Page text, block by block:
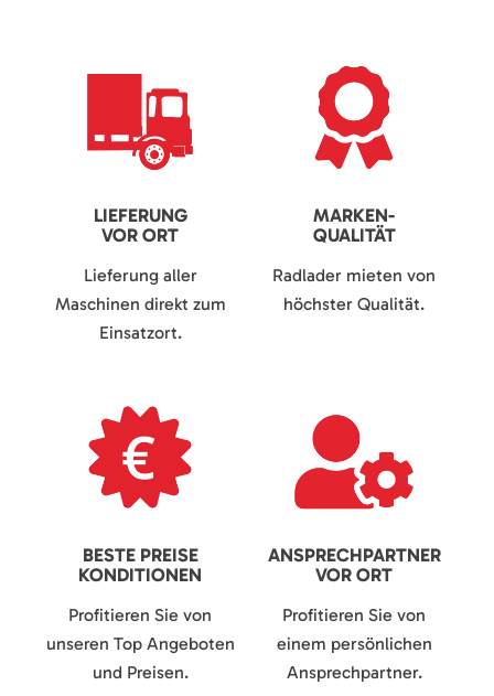
LIEFERUNG
VOR ORT
Lieferung aller
Maschinen direkt zum
Einsatzort.
MARKEN-
QUALITÄT
Radlader mieten von
höchster Qualität.
BESTE PREISE
KONDITIONEN
Profitieren Sie von
unseren Top Angeboten
und Preisen.
ANSPRECHPARTNER
VOR ORT
Profitieren Sie von
einem persönlichen
Ansprechpartner.